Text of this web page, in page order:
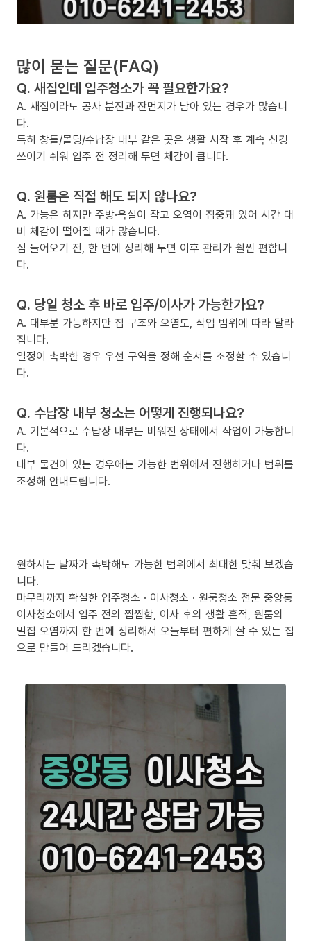
많이 묻는 질문(FAQ)
Q. 새집인데 입주청소가 꼭 필요한가요?
A. 새집이라도 공사 분진과 잔먼지가 남아 있는 경우가 많습니
다.
특히 창틀/몰딩/수납장 내부 같은 곳은 생활 시작 후 계속 신경
쓰이기 쉬워 입주 전 정리해 두면 체감이 큽니다.
Q. 원룸은 직접 해도 되지 않나요?
A. 가능은 하지만 주방·욕실이 작고 오염이 집중돼 있어 시간 대
비 체감이 떨어질 때가 많습니다.
짐 들어오기 전, 한 번에 정리해 두면 이후 관리가 훨씬 편합니
다.
Q. 당일 청소 후 바로 입주/이사가 가능한가요?
A. 대부분 가능하지만 집 구조와 오염도, 작업 범위에 따라 달라
집니다.
일정이 촉박한 경우 우선 구역을 정해 순서를 조정할 수 있습니
다.
Q. 수납장 내부 청소는 어떻게 진행되나요?
A. 기본적으로 수납장 내부는 비워진 상태에서 작업이 가능합니
다.
내부 물건이 있는 경우에는 가능한 범위에서 진행하거나 범위를
조정해 안내드립니다.
원하시는 날짜가 촉박해도 가능한 범위에서 최대한 맞춰 보겠습
니다.
마무리까지 확실한 입주청소 · 이사청소 · 원룸청소 전문 중앙동
이사청소에서 입주 전의 찝찝함, 이사 후의 생활 흔적, 원룸의
밀집 오염까지 한 번에 정리해서 오늘부터 편하게 살 수 있는 집
으로 만들어 드리겠습니다.